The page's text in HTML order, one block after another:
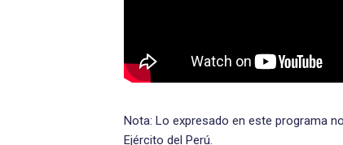
Nota: Lo expresado en este programa
Ejército del Perú.